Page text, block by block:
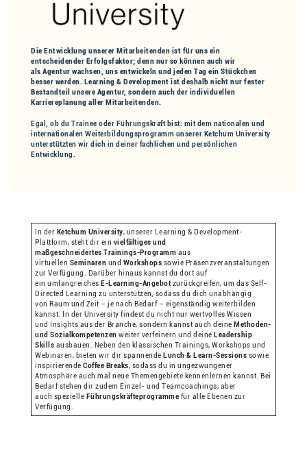
Die Entwicklung unserer Mitarbeitenden ist für uns ein
entscheidender Erfolgsfaktor; denn nur so können auch wir
als Agentur wachsen, uns entwickeln und jeden Tag ein Stückchen
besser werden. Learning & Development ist deshalb nicht nur fester
Bestandteil unsere Agentur, sondern auch der individuellen
Karriereplanung aller Mitarbeitenden.
Egal, ob du Trainee oder Führungskraft bist: mit dem nationalen und
internationalen Weiterbildungsprogramm unserer Ketchum University
unterstützten wir dich in deiner fachlichen und persönlichen
Entwicklung.
In der Ketchum University, unserer Learning & Development-
Plattform, steht dir ein vielfältiges und
maßgeschneidertes Trainings-Programm aus
virtuellen Seminaren und Workshops sowie Präsenzveranstaltungen
zur Verfügung. Darüber hinaus kannst du dort auf
ein umfangreiches E-Learning-Angebotzurückgreifen, um das Self-
Directed Learning zu unterstützen, sodass du dich unabhängig
von Raum und Zeit – je nach Bedarf – eigenständig weiterbilden
kannst. In der University findest du nicht nur wertvolles Wissen
und Insights aus der Branche, sondern kannst auch deine Methoden-
und Sozialkompetenzen weiter verfeinern und deine Leadership
Skills ausbauen. Neben den klassischen Trainings, Workshops und
Webinaren, bieten wir dir spannende Lunch & Learn-Sessions sowie
inspirierende Coffee Breaks, sodass du in ungezwungener
Atmosphäre auch mal neue Themengebiete kennenlernen kannst. Bei
Bedarf stehen dir zudem Einzel- und Teamcoachings, aber
auch spezielle Führungskräfteprogramme für alle Ebenen zur
Verfügung.